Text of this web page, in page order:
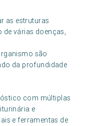
as estruturas
várias doenças,
são
da profundidade
com múltiplas
e
e ferramentas de